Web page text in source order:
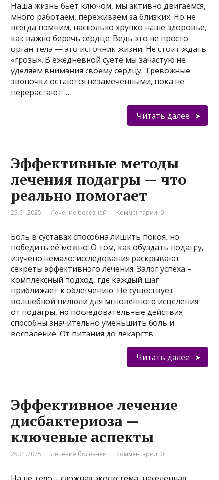
Наша жизнь бьет ключом, мы активно двигаемся,
много работаем, переживаем за близких. Но не
всегда помним, насколько хрупко наше здоровье,
как важно беречь сердце. Ведь это не просто
орган тела — это источник жизни. Не стоит ждать
«грозы». В ежедневной суете мы зачастую не
уделяем внимания своему сердцу. Тревожные
звоночки остаются незамеченными, пока не
перерастают …
Читать далее
Эффективные методы
лечения подагры — что
реально помогает
25.01.2025 Лечение болезней Комментарии: 0
Боль в суставах способна лишить покоя, но
победить её можно! О том, как обуздать подагру,
изучено немало: исследования раскрывают
секреты эффективного лечения. Залог успеха –
комплексный подход, где каждый шаг
приближает к облегчению. Не существует
волшебной пилюли для мгновенного исцеления
от подагры, но последовательные действия
способны значительно уменьшить боль и
воспаление. От питания до лекарств …
Читать далее
Эффективное лечение
дисбактериоза —
ключевые аспекты
25.01.2025 Лечение болезней Комментарии: 0